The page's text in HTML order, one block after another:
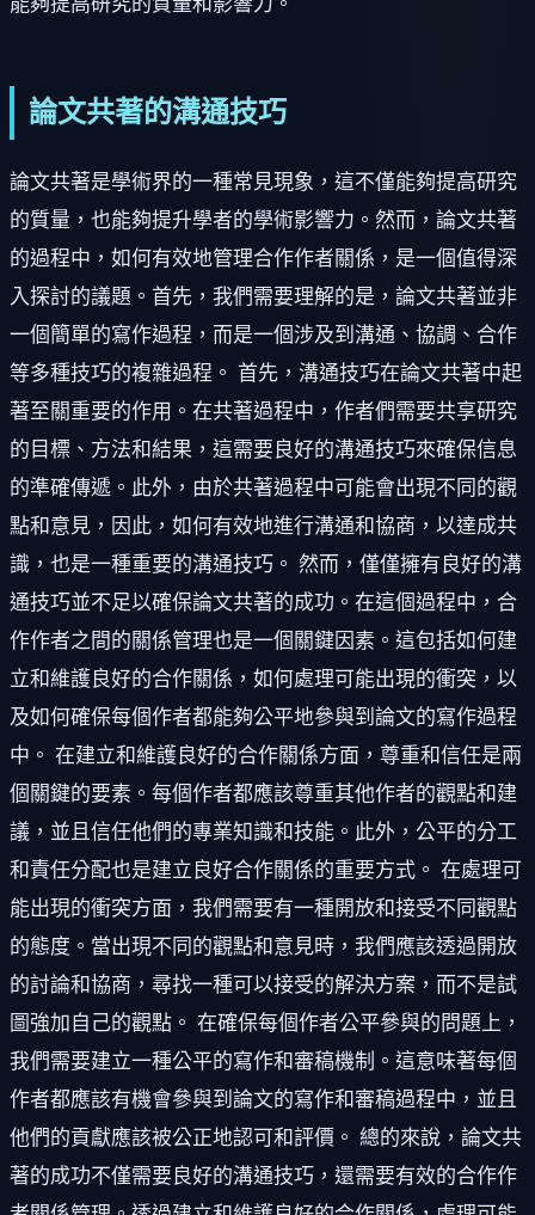
論文共著的溝通技巧
論文共著是學術界的一種常見現象，這不僅能夠提高研究
的質量，也能夠提升學者的學術影響力。然而，論文共著
的過程中，如何有效地管理合作作者關係，是一個值得深
入探討的議題。首先，我們需要理解的是，論文共著並非
一個簡單的寫作過程，而是一個涉及到溝通、協調、合作
等多種技巧的複雜過程。 首先，溝通技巧在論文共著中起
著至關重要的作用。在共著過程中，作者們需要共享研究
的目標、方法和結果，這需要良好的溝通技巧來確保信息
的準確傳遞。此外，由於共著過程中可能會出現不同的觀
點和意見，因此，如何有效地進行溝通和協商，以達成共
識，也是一種重要的溝通技巧。 然而，僅僅擁有良好的溝
通技巧並不足以確保論文共著的成功。在這個過程中，合
作作者之間的關係管理也是一個關鍵因素。這包括如何建
立和維護良好的合作關係，如何處理可能出現的衝突，以
及如何確保每個作者都能夠公平地參與到論文的寫作過程
中。 在建立和維護良好的合作關係方面，尊重和信任是兩
個關鍵的要素。每個作者都應該尊重其他作者的觀點和建
議，並且信任他們的專業知識和技能。此外，公平的分工
和責任分配也是建立良好合作關係的重要方式。 在處理可
能出現的衝突方面，我們需要有一種開放和接受不同觀點
的態度。當出現不同的觀點和意見時，我們應該透過開放
的討論和協商，尋找一種可以接受的解決方案，而不是試
圖強加自己的觀點。 在確保每個作者公平參與的問題上，
我們需要建立一種公平的寫作和審稿機制。這意味著每個
作者都應該有機會參與到論文的寫作和審稿過程中，並且
他們的貢獻應該被公正地認可和評價。 總的來說，論文共
著的成功不僅需要良好的溝通技巧，還需要有效的合作作